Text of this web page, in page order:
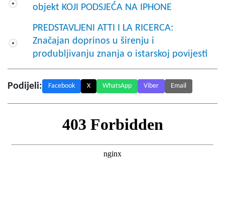
objekt KOJI PODSJEĆA NA IPHONE
PREDSTAVLJENI ATTI I LA RICERCA:
Značajan doprinos u širenju i
produbljivanju znanja o istarskoj povijesti
Podijeli: Facebook X WhatsApp Viber Email